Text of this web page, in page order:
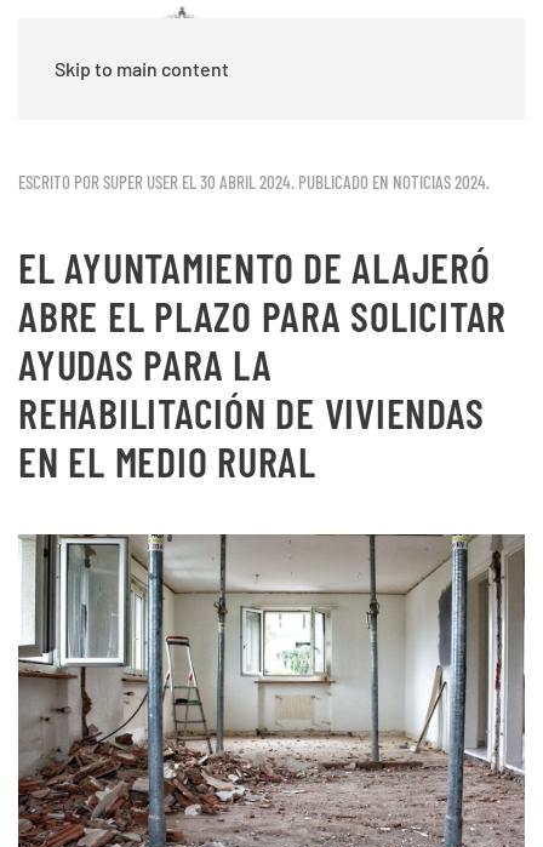
Skip to main content
ESCRITO POR SUPER USER EL30 ABRIL 2024. PUBLICADO EN NOTICIAS 2024.
EL AYUNTAMIENTO DE ALAJERÓ
ABRE EL PLAZO PARA SOLICITAR
AYUDAS PARA LA
REHABILITACIÓN DE VIVIENDAS
EN EL MEDIO RURAL